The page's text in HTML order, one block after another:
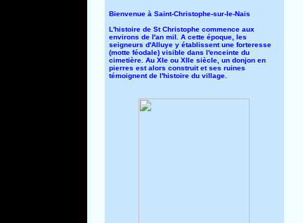
Bienvenue à Saint-Christophe-sur-le-Nais
L'histoire de St Christophe commence aux
environs de l'an mil. A cette époque, les
seigneurs d'Alluye y établissent une forteresse
(motte féodale) visible dans l'enceinte du
cimetière. Au XIe ou XIIe siècle, un donjon en
pierres est alors construit et ses ruines
témoignent de l'histoire du village.